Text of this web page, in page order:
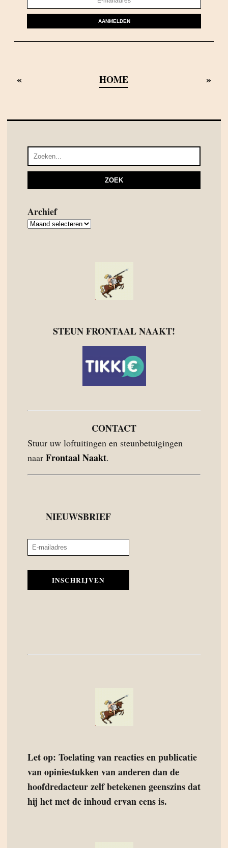
AANMELDEN
« HOME »
Archief
Archief
STEUN FRONTAAL NAAKT!
CONTACT
Stuur uw loftuitingen en steunbetuigingen
naar Frontaal Naakt.
NIEUWSBRIEF
INSCHRIJVEN
Let op: Toelating van reacties en publicatie
van opiniestukken van anderen dan de
hoofdredacteur zelf betekenen geenszins dat
hij het met de inhoud ervan eens is.